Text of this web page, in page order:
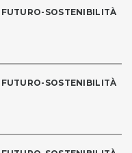
SOSTENIBILITÀ
SOSTENIBILITÀ